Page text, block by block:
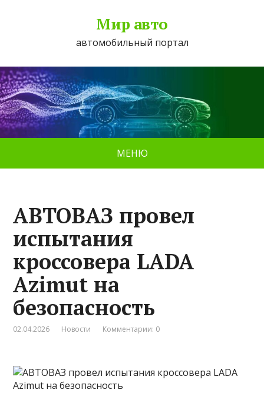
Мир авто
автомобильный портал
МЕНЮ
АВТОВАЗ провел
испытания
кроссовера LADA
Azimut на
безопасность
02.04.2026 Новости Комментарии: 0